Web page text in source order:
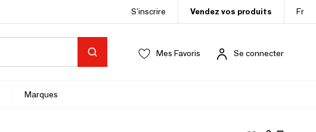
S’inscrire Vendez vos produits Fr
Mes Favoris Se connecter
Marques